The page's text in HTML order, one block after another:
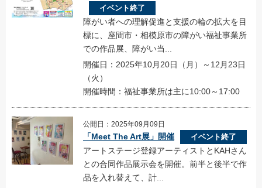
イベント終了
障がい者への理解促進と支援の輪の拡大を目
標に、座間市・相模原市の障がい福祉事業所
での作品展、障がい当...
開催日：2025年10月20日（月）～12月23日
（火）
開催時間：福祉事業所は主に10:00～17:00
公開日：2025年09月09日
「Meet The Art展」開催 イベント終了
アートステージ登録アーティストとKAHさん
との合同作品展示会を開催。前半と後半で作
品を入れ替えて、計...